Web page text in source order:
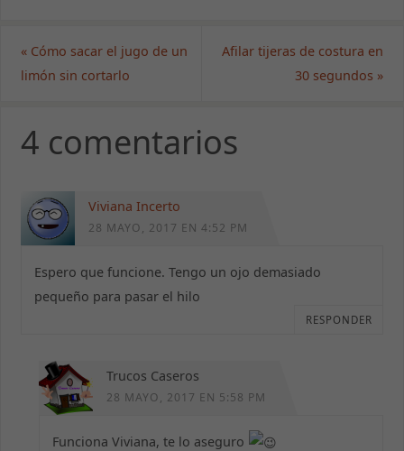
«Cómo sacar el jugo de un
limón sin cortarlo
Afilar tijeras de costura en
30 segundos »
4 comentarios
Viviana Incerto
28 MAYO, 2017 EN 4:52 PM
Espero que funcione. Tengo un ojo demasiado
pequeño para pasar el hilo
RESPONDER
Trucos Caseros
28 MAYO, 2017 EN 5:58 PM
Funciona Viviana, te lo aseguro